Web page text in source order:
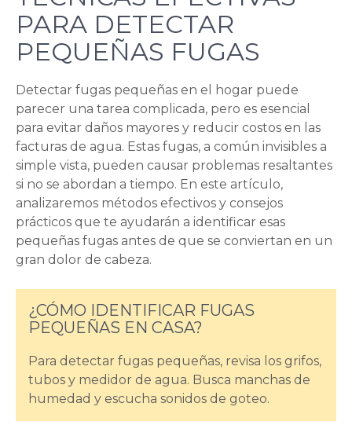
PARA DETECTAR
PEQUEÑAS FUGAS
Detectar fugas pequeñas en el hogar puede
parecer una tarea complicada, pero es esencial
para evitar daños mayores y reducir costos en las
facturas de agua. Estas fugas, a común invisibles a
simple vista, pueden causar problemas resaltantes
si no se abordan a tiempo. En este artículo,
analizaremos métodos efectivos y consejos
prácticos que te ayudarán a identificar esas
pequeñas fugas antes de que se conviertan en un
gran dolor de cabeza.
¿CÓMO IDENTIFICAR FUGAS
PEQUEÑAS EN CASA?
Para detectar fugas pequeñas, revisa los grifos,
tubos y medidor de agua. Busca manchas de
humedad y escucha sonidos de goteo.